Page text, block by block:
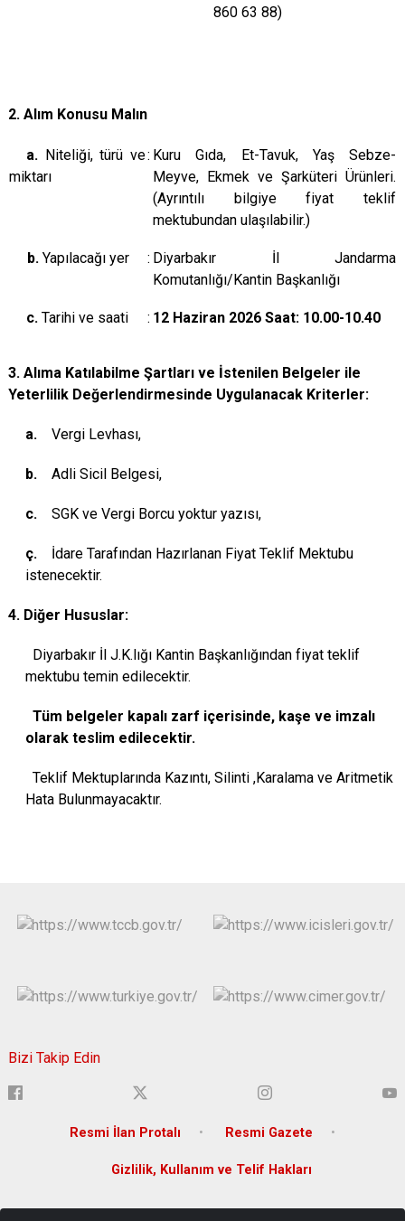
860 63 88)
2. Alım Konusu Malın
a. Niteliği, türü ve
miktarı
: Kuru Gıda, Et-Tavuk, Yaş Sebze-
Meyve, Ekmek ve Şarküteri Ürünleri.
(Ayrıntılı bilgiye fiyat teklif
mektubundan ulaşılabilir.)
b. Yapılacağı yer : Diyarbakır İl Jandarma
Komutanlığı/Kantin Başkanlığı
c.Tarihi ve saati : 12 Haziran 2026 Saat: 10.00-10.40
3. Alıma Katılabilme Şartları ve İstenilen Belgeler ile
Yeterlilik Değerlendirmesinde Uygulanacak Kriterler:
a.Vergi Levhası,
b. Adli Sicil Belgesi,
c. SGK ve Vergi Borcu yoktur yazısı,
ç. İdare Tarafından Hazırlanan Fiyat Teklif Mektubu
istenecektir.
4. Diğer Hususlar:
Diyarbakır İl J.K.lığı Kantin Başkanlığından fiyat teklif
mektubu temin edilecektir.
Tüm belgeler kapalı zarf içerisinde, kaşe ve imzalı
olarak teslim edilecektir.
Teklif Mektuplarında Kazıntı, Silinti ,Karalama ve Aritmetik
Hata Bulunmayacaktır.
Bizi Takip Edin
Resmi İlan Protalı Resmi Gazete
Gizlilik, Kullanım ve Telif Hakları